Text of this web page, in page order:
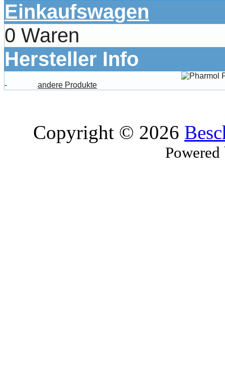
Einkaufswagen
0 Waren
Hersteller Info
- andere Produkte
Copyright © 2026